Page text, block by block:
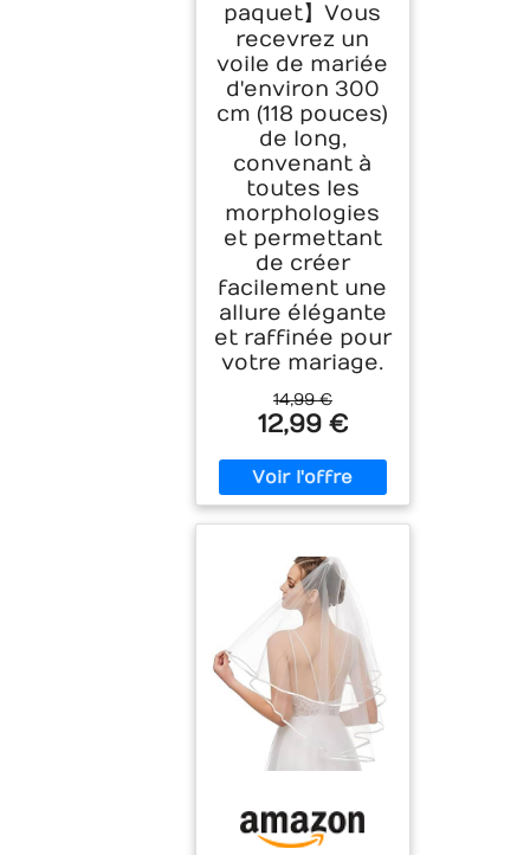
paquet】Vous
recevrez un
voile de mariée
d'environ 300
cm (118 pouces)
de long,
convenant à
toutes les
morphologies
et permettant
de créer
facilement une
allure élégante
et raffinée pour
votre mariage.
14,99 €
12,99 €